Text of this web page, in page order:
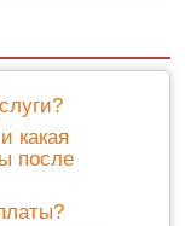
какая
после